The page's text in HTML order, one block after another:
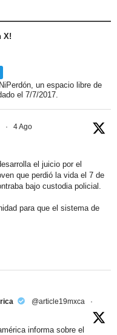
X!
un espacio libre de
el 7/7/2017.
· 4 Ago
el juicio por el
que perdió la vida el 7 de
bajo custodia policial.
para que el sistema de
@article19mxca
·
informa sobre el